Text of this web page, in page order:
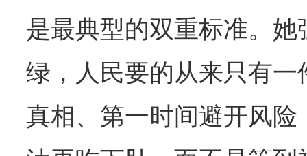
是最典型的双重标准。
绿，人民要的从来只有
真相、第一时间避开风